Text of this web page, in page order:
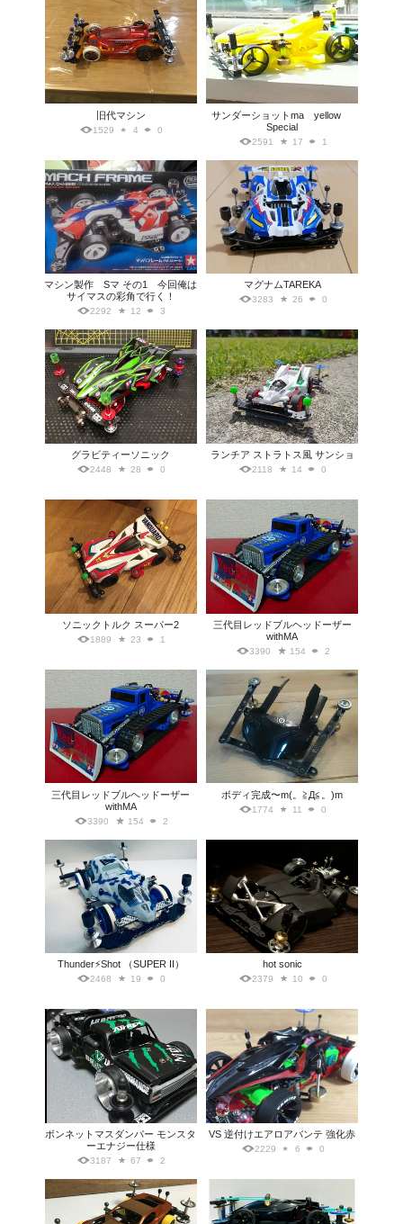
旧代マシン
1529 4 0
サンダーショットma yellow
Special
2591 17 1
マシン製作 Sマ その1 今回俺は
サイマスの彩角で行く！
2292 12 3
マグナムTAREKA
3283 26 0
グラビティーソニック
2448 28 0
ランチア ストラトス風 サンショ
2118 14 0
ソニックトルク スーパー2
1889 23 1
三代目レッドブルヘッドーザー
withMA
3390 154 2
三代目レッドブルヘッドーザー
withMA
3390 154 2
ボディ完成〜m(。≧Д≦。)m
1774 11 0
Thunder⚡️Shot （SUPER II）
2468 19 0
hot sonic
2379 10 0
ボンネットマスダンパー モンスタ
ーエナジー仕様
3187 67 2
VS 逆付けエアロアバンテ 強化赤
2229 6 0